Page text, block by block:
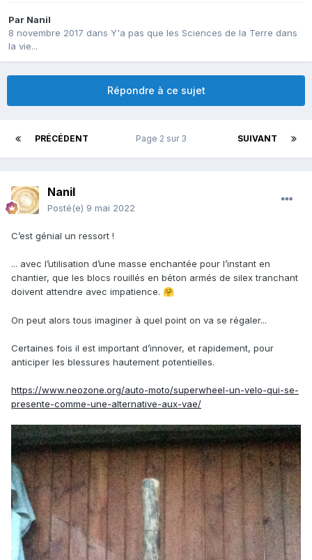
Par Nanil
8 novembre 2017 dans Y'a pas que les Sciences de la Terre dans
la vie...
Répondre à ce sujet
PRÉCÉDENT SUIVANT
Page 2 sur 3
Nanil
Posté(e) 9 mai 2022
C’est génial un ressort !
... avec l’utilisation d’une masse enchantée pour l’instant en
chantier, que les blocs rouillés en béton armés de silex tranchant
doivent attendre avec impatience. 🤗
On peut alors tous imaginer à quel point on va se régaler...
Certaines fois il est important d’innover, et rapidement, pour
anticiper les blessures hautement potentielles.
https://www.neozone.org/auto-moto/superwheel-un-velo-qui-se-
presente-comme-une-alternative-aux-vae/